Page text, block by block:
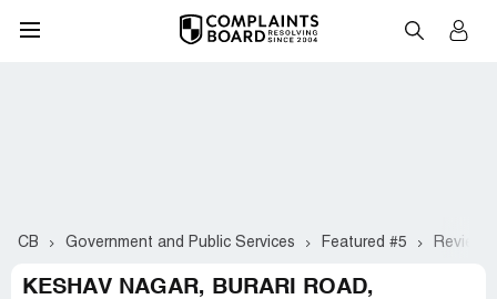
CB Government and Public Services Featured #5 Review
KESHAV NAGAR, BURARI ROAD,